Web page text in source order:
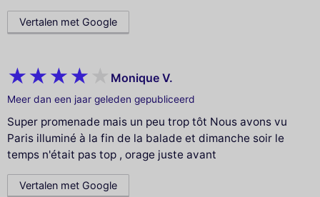
Vertalen met Google
Monique V.
Meer dan een jaar geleden gepubliceerd
Super promenade mais un peu trop tôt Nous avons vu
Paris illuminé à la fin de la balade et dimanche soir le
temps n'était pas top , orage juste avant
Vertalen met Google